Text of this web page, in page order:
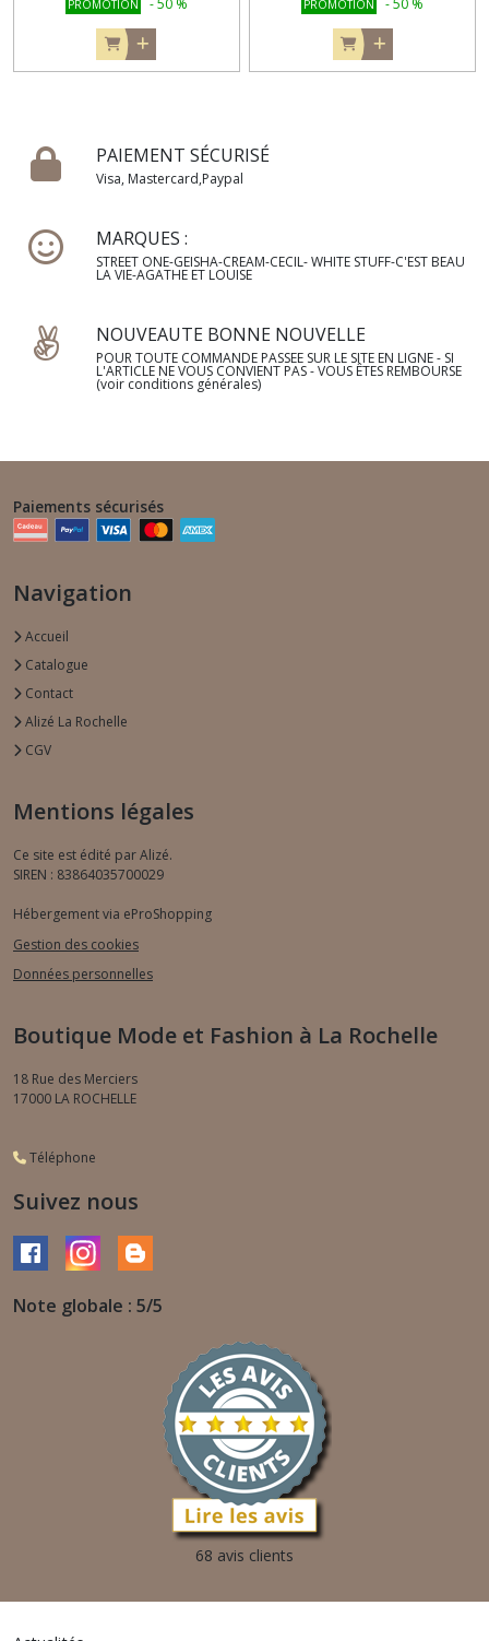
PROMOTION -50 % PROMOTION -50 %
PAIEMENT SÉCURISÉ
Visa, Mastercard,Paypal
MARQUES :
STREET ONE-GEISHA-CREAM-CECIL- WHITE STUFF-C'EST BEAU
LA VIE-AGATHE ET LOUISE
NOUVEAUTE BONNE NOUVELLE
POUR TOUTE COMMANDE PASSEE SUR LE SITE EN LIGNE - SI
L'ARTICLE NE VOUS CONVIENT PAS - VOUS ÊTES REMBOURSE
(voir conditions générales)
Paiements sécurisés
Navigation
Accueil
Catalogue
Contact
Alizé La Rochelle
CGV
Mentions légales
Ce site est édité par Alizé.
SIREN : 83864035700029
Hébergement via eProShopping
Gestion des cookies
Données personnelles
Boutique Mode et Fashion à La Rochelle
18 Rue des Merciers
17000 LA ROCHELLE
Téléphone
Suivez nous
Note globale : 5/5
68 avis clients